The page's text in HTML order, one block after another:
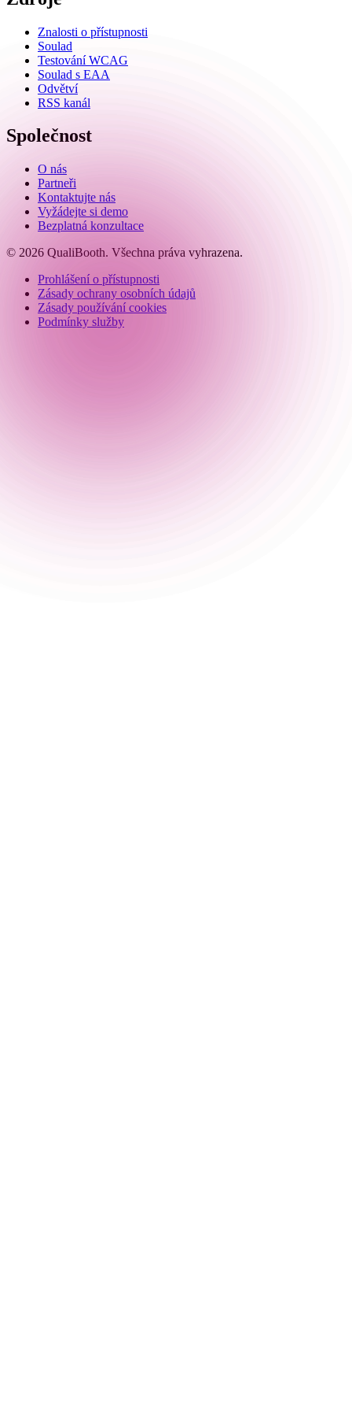
Znalosti o přístupnosti
Soulad
Testování WCAG
Soulad s EAA
Odvětví
RSS kanál
Společnost
O nás
Partneři
Kontaktujte nás
Vyžádejte si demo
Bezplatná konzultace
© 2026 QualiBooth. Všechna práva vyhrazena.
Prohlášení o přístupnosti
Zásady ochrany osobních údajů
Zásady používání cookies
Podmínky služby